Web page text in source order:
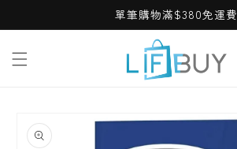
單筆購物滿$380免運費
product
information